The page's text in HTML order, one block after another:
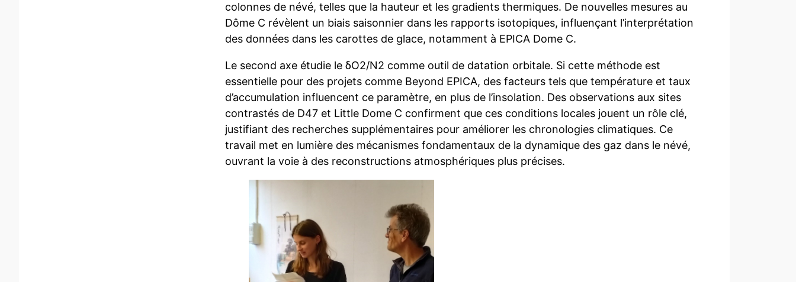
colonnes de névé, telles que la hauteur et les gradients thermiques. De nouvelles mesures au
Dôme C révèlent un biais saisonnier dans les rapports isotopiques, influençant l’interprétation
des données dans les carottes de glace, notamment à EPICA Dome C.
Le second axe étudie le δO2/N2 comme outil de datation orbitale. Si cette méthode est
essentielle pour des projets comme Beyond EPICA, des facteurs tels que température et taux
d’accumulation influencent ce paramètre, en plus de l’insolation. Des observations aux sites
contrastés de D47 et Little Dome C confirment que ces conditions locales jouent un rôle clé,
justifiant des recherches supplémentaires pour améliorer les chronologies climatiques. Ce
travail met en lumière des mécanismes fondamentaux de la dynamique des gaz dans le névé,
ouvrant la voie à des reconstructions atmosphériques plus précises.